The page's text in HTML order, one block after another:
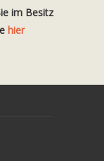
im Besitz
hier